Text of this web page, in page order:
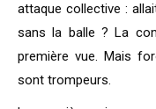
attaque collective :
sans la balle ? La
première vue. Mais
sont trompeurs.